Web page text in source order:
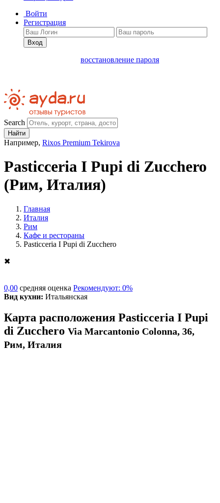
Войти
Регистрация
Вход
восстановление пароля
Search
Найти
Например, Rixos Premium Tekirova
Pasticceria I Pupi di Zucchero
(Рим, Италия)
Главная
Италия
Рим
Кафе и рестораны
Pasticceria I Pupi di Zucchero
✖
0,00 средняя оценка Рекомендуют: 0%
Вид кухни: Итальянская
Карта расположения Pasticceria I Pupi
di Zucchero Via Marcantonio Colonna, 36,
Рим, Италия